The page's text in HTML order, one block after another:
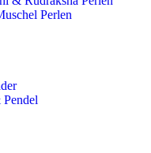
Perlen